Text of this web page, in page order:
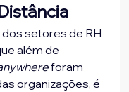
setores de RH
além de
foram
organizações, é